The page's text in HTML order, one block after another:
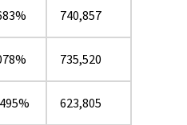
740,857
735,520
623,805